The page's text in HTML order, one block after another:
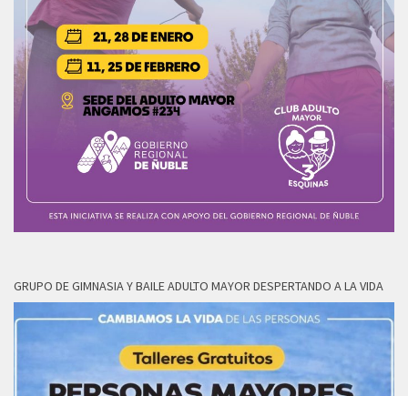
GRUPO DE GIMNASIA Y BAILE ADULTO MAYOR DESPERTANDO A LA VIDA